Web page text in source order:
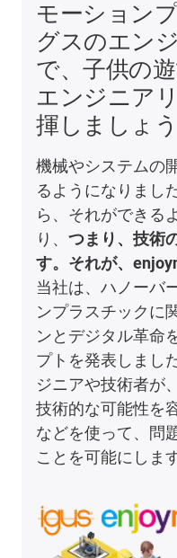
モーション
グスのエン
で、子供の
エンジニア
揮しましょう
機械やシステムの
るようになりまし
ら、それができる
り、つまり、技術
す。それが、
当社は、ハノーバ
ンプラスチックに
ンとデジタル革命
プトを発表しまし
ジニアや技術者が
技術的な可能性を
などを使って、問
ことを可能にします